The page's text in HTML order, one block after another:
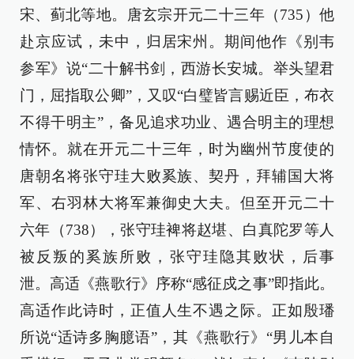
宋、蓟北等地。唐玄宗开元二十三年（735）他
赴京应试，未中，归居宋州。期间他作《别韦
参军》说“二十解书剑，西游长安城。举头望君
门，屈指取公卿”，又叹“白璧皆言赐近臣，布衣
不得干明主”，备见追求功业、遇合明主的理想
情怀。就在开元二十三年，时为幽州节度使的
唐朝名将张守珪大败奚族、契丹，拜辅国大将
军、右羽林大将军兼御史大夫。但至开元二十
六年（738），张守珪裨将赵堪、白真陀罗等人
被反叛的奚族所败，张守珪隐其败状，后事
泄。高适《燕歌行》序称“感征戍之事”即指此。
高适作此诗时，正值人生不遇之际。正如殷璠
所说“适诗多胸臆语”，其《燕歌行》“男儿本自